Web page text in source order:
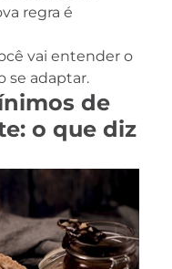
regra é
vai entender o
se adaptar.
de
o que diz